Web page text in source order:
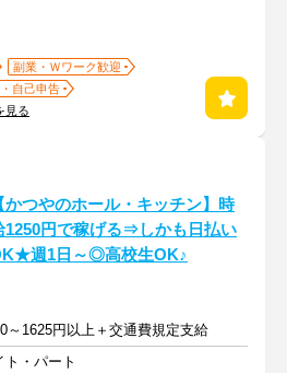
副業・Ｗワーク歓迎
自己申告
見る
かつやのホール・キッチン】時
1250円で稼げる⇒しかも日払い
週1日～◎高校生OK♪
～1625円以上＋交通費規定支給
ト・パート